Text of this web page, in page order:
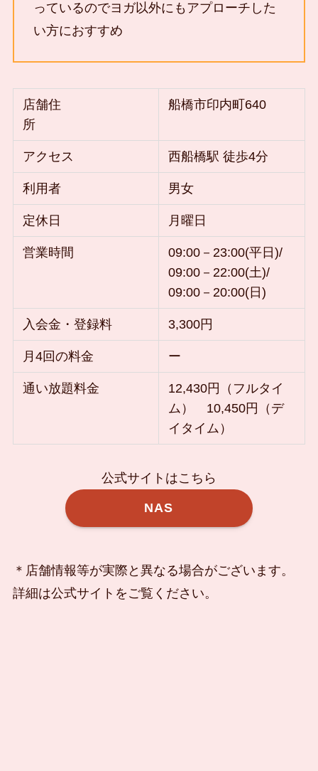
っているのでヨガ以外にもアプローチした
い方におすすめ
店舗住
所
船橋市印内町640
アクセス 西船橋駅 徒歩4分
利用者 男女
定休日 月曜日
営業時間
09:00－23:00(平日)/
09:00－22:00(土)/
09:00－20:00(日)
入会金・登録料 3,300円
月4回の料金 ー
通い放題料金
12,430円（フルタイ
ム） 10,450円（デ
イタイム）
公式サイトはこちら
NAS
＊店舗情報等が実際と異なる場合がございます。
詳細は公式サイトをご覧ください。